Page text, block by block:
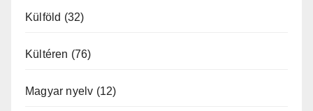
Külföld (32)
Kültéren (76)
Magyar nyelv (12)